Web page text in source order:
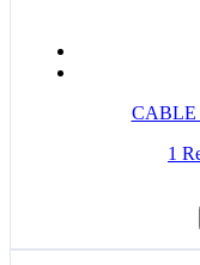
CABLE
1